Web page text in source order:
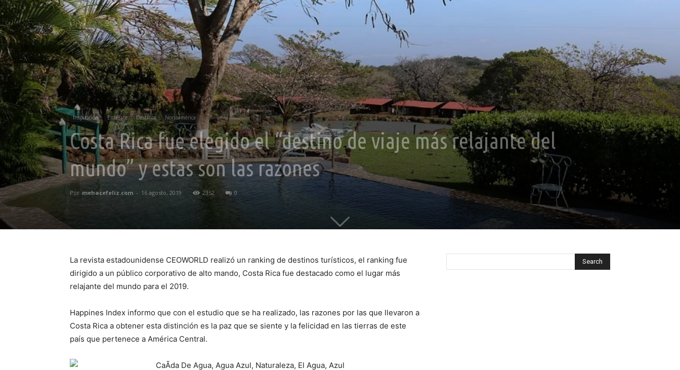
Inspiración Entérate Destinos Norteamérica
Costa Rica fue elegido el “destino de viaje más relajante del
mundo” y estas son las razones
Por mehacefeliz.com - 16 agosto, 2019 2352 0
La revista estadounidense CEOWORLD realizó un ranking de destinos turísticos, el ranking fue
dirigido a un público corporativo de alto mando, Costa Rica fue destacado como el lugar más
relajante del mundo para el 2019.
Happines Index informo que con el estudio que se ha realizado, las razones por las que llevaron a
Costa Rica a obtener esta distinción es la paz que se siente y la felicidad en las tierras de este
país que pertenece a América Central.